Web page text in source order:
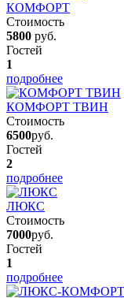
КОМФОРТ
Стоимость
5800 руб.
Гостей
1
подробнее
КОМФОРТ ТВИН
Стоимость
6500руб.
Гостей
2
подробнее
ЛЮКС
Стоимость
7000руб.
Гостей
1
подробнее